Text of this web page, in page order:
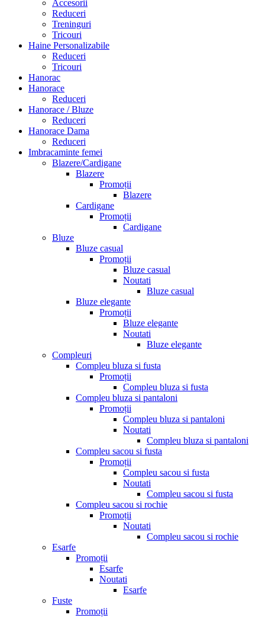
Accesorii
Reduceri
Treninguri
Tricouri
Haine Personalizabile
Reduceri
Tricouri
Hanorac
Hanorace
Reduceri
Hanorace / Bluze
Reduceri
Hanorace Dama
Reduceri
Imbracaminte femei
Blazere/Cardigane
Blazere
Promoții
Blazere
Cardigane
Promoții
Cardigane
Bluze
Bluze casual
Promoții
Bluze casual
Noutati
Bluze casual
Bluze elegante
Promoții
Bluze elegante
Noutati
Bluze elegante
Compleuri
Compleu bluza si fusta
Promoții
Compleu bluza si fusta
Compleu bluza si pantaloni
Promoții
Compleu bluza si pantaloni
Noutati
Compleu bluza si pantaloni
Compleu sacou si fusta
Promoții
Compleu sacou si fusta
Noutati
Compleu sacou si fusta
Compleu sacou si rochie
Promoții
Noutati
Compleu sacou si rochie
Esarfe
Promoții
Esarfe
Noutati
Esarfe
Fuste
Promoții